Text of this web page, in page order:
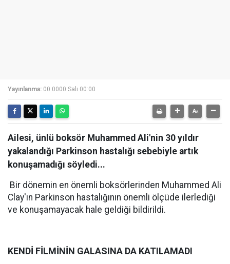
Yayınlanma: 00 0000 Salı 00:00
Ailesi, ünlü boksör Muhammed Ali'nin 30 yıldır
yakalandığı Parkinson hastalığı sebebiyle artık
konuşamadığı söyledi...
Bir dönemin en önemli boksörlerinden Muhammed Ali
Clay'ın Parkinson hastalığının önemli ölçüde ilerlediği
ve konuşamayacak hale geldiği bildirildi.
KENDİ FİLMİNİN GALASINA DA KATILAMADI